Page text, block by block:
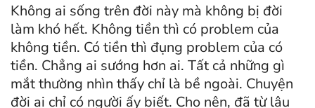
Không ai sống trên đời này mà không bị đời
làm khó hết. Không tiền thì có problem của
không tiền. Có tiền thì đụng problem của có
tiền. Chẳng ai sướng hơn ai. Tất cả những gì
mắt thường nhìn thấy chỉ là bề ngoài. Chuyện
đời ai chỉ có người ấy biết. Cho nên, đã từ lâu